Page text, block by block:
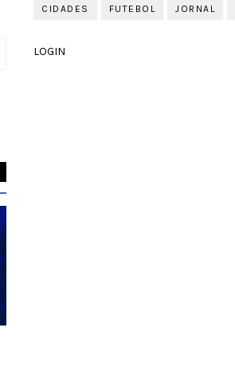
CIDADES FUTEBOL JORNAL
LOGIN